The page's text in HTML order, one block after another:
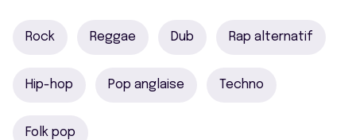
Rock Reggae Dub Rap alternatif
Hip-hop Pop anglaise Techno
Folk pop